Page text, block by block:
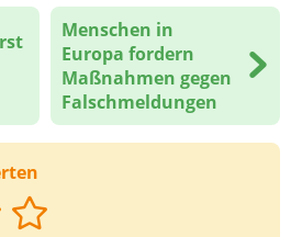
Menschen in
Europa fordern
Maßnahmen gegen
Falschmeldungen